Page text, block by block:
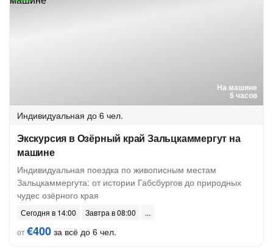
На машине
5 часов
Индивидуальная до 6 чел.
Экскурсия в Озёрный край Зальцкаммергут на
машине
Индивидуальная поездка по живописным местам
Зальцкаммергута: от истории Габсбургов до природных
чудес озёрного края
Сегодня в 14:00
Завтра в 08:00
от€400 за всё до 6 чел.